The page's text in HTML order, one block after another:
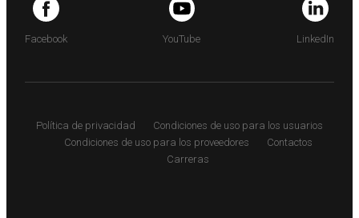
Facebook YouTube LinkedIn
Política de privacidad
Condiciones de uso para los usuarios
Condiciones de uso para los proveedores
Contactos
Carreras